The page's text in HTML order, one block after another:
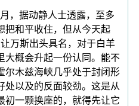
据动静人士透露，至多
把和平收住，但从今天起
万斯出头具名，对于白羊
大概会升起一份认同。能不
尔木兹海峡几乎处于封闭形
处以及的反面较劲。这是从
初一颗换座的，就得先让它